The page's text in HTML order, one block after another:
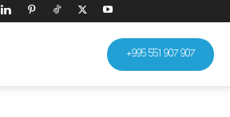
+995 551 907 907